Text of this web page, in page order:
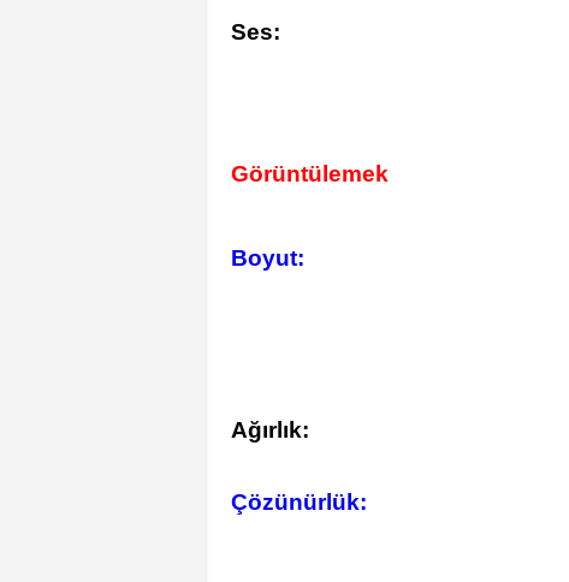
Ses:
Görüntülemek
Boyut:
Ağırlık:
Çözünürlük: